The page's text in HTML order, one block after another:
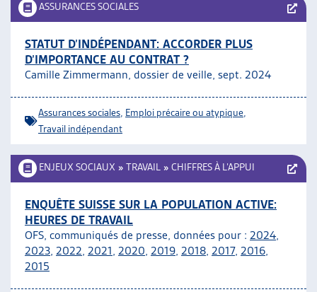
ASSURANCES SOCIALES
STATUT D’INDÉPENDANT: ACCORDER PLUS
D’IMPORTANCE AU CONTRAT ?
Camille Zimmermann, dossier de veille, sept. 2024
Assurances sociales Emploi précaire ou atypique
Travail indépendant
ENJEUX SOCIAUX » TRAVAIL » CHIFFRES À L’APPUI
ENQUÊTE SUISSE SUR LA POPULATION ACTIVE:
HEURES DE TRAVAIL
OFS, communiqués de presse, données pour : 2024,
2023, 2022, 2021, 2020, 2019, 2018, 2017, 2016,
2015